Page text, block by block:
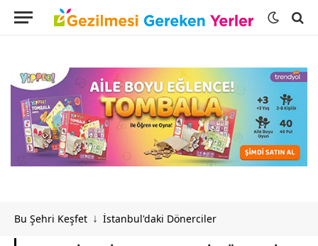
Bu Şehri Keşfet ↓ İstanbul'daki Dönerciler